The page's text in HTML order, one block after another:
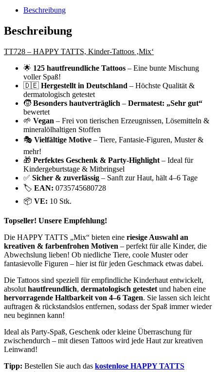
Beschreibung
Beschreibung
TT728 – HAPPY TATTS, Kinder-Tattoos ‚Mix‘
🌟 125 hautfreundliche Tattoos – Eine bunte Mischung
voller Spaß!
🇩🇪 Hergestellt in Deutschland – Höchste Qualität &
dermatologisch getestet
🧒 Besonders hautverträglich – Dermatest: „Sehr gut“
bewertet
🌱 Vegan – Frei von tierischen Erzeugnissen, Lösemitteln &
mineralölhaltigen Stoffen
🎭 Vielfältige Motive – Tiere, Fantasie-Figuren, Muster &
mehr!
🎁 Perfektes Geschenk & Party-Highlight – Ideal für
Kindergeburtstage & Mitbringsel
✅ Sicher & zuverlässig – Sanft zur Haut, hält 4–6 Tage
🏷️ EAN: 0735745680728
📦 VE: 10 Stk.
Topseller! Unsere Empfehlung!
Die HAPPY TATTS „Mix“ bieten eine riesige Auswahl an
kreativen & farbenfrohen Motiven – perfekt für alle Kinder, die
Abwechslung lieben! Ob niedliche Tiere, coole Muster oder
fantasievolle Figuren – hier ist für jeden Geschmack etwas dabei.
Die Tattoos sind speziell für empfindliche Kinderhaut entwickelt,
absolut hautfreundlich, dermatologisch getestet und haben eine
hervorragende Haltbarkeit von 4–6 Tagen. Sie lassen sich leicht
auftragen & rückstandslos entfernen, sodass der Spaß immer wieder
neu beginnen kann!
Ideal als Party-Spaß, Geschenk oder kleine Überraschung für
zwischendurch – mit diesen Tattoos wird jede Haut zur kreativen
Leinwand!
Tipp: Bestellen Sie auch das kostenlose HAPPY TATTS